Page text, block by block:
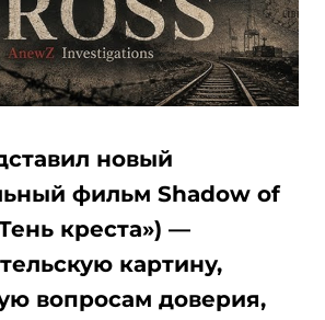
новый
фильм Shadow of
креста») —
картину,
вопросам доверия,